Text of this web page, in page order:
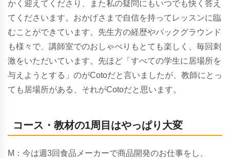
かく迎えてくださり、また私の疑問にもいつでも快く答え
てくださいます。おかげさまで自信を持ってレッスンに臨
むことができています。先生方の経歴やバックグラウンド
も様々で、講師室でのおしゃべりもとても楽しく、毎回刺
激をいただいています。先ほど「すべての学生に居場所を
与えようとする」のがCotoだと言いましたが、教師にとっ
ても居場所がある、それがCotoだと思います。
コース・教材の1周目はやっぱり大変
M：今は週3回食品メーカーで商品開発のお仕事をし、